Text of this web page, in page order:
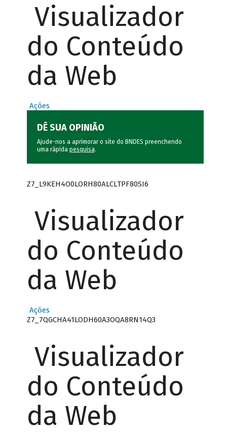
Visualizador
do Conteúdo
da Web
Ações
DÊ SUA OPINIÃO
Ajude-nos a aprimorar o site do BNDES preenchendo
uma rápida pesquisa.
Z7_L9KEH4O0LORH80ALCLTPF80SI6
Visualizador
do Conteúdo
da Web
Ações
Z7_7QGCHA41LODH60A3OQA8RN14Q3
Visualizador
do Conteúdo
da Web